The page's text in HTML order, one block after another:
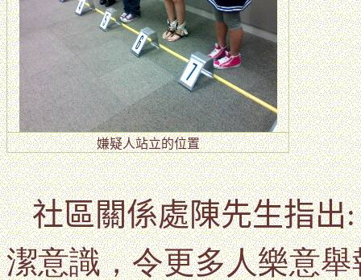
嫌疑人站立的位置
社區關係處陳先生指出
潔意識，令更多人樂意舉